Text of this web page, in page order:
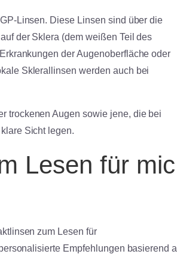
Linsen. Diese Linsen sind über die
der Sklera (dem weißen Teil des
der Augenoberfläche oder
Sklerallinsen werden auch bei
trockenen Augen sowie jene, die bei
Sicht legen.
Lesen für mic
zum Lesen für
Empfehlungen basierend a